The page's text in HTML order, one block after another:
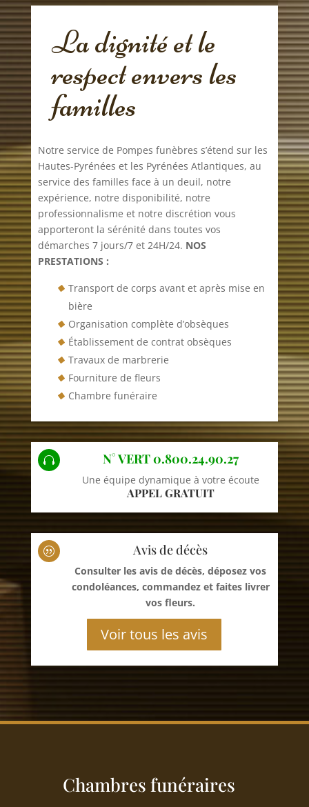
La dignité et le
respect envers les
familles
Notre service de Pompes funèbres s’étend sur les
Hautes-Pyrénées et les Pyrénées Atlantiques, au
service des familles face à un deuil, notre
expérience, notre disponibilité, notre
professionnalisme et notre discrétion vous
apporteront la sérénité dans toutes vos
démarches 7 jours/7 et 24H/24. NOS
PRESTATIONS :
Transport de corps avant et après mise en
bière
Organisation complète d’obsèques
Établissement de contrat obsèques
Travaux de marbrerie
Fourniture de fleurs
Chambre funéraire
 N° VERT 0.800.24.90.27
Une équipe dynamique à votre écoute
APPEL GRATUIT
| Avis de décès
Consulter les avis de décès, déposez vos
condoléances, commandez et faites livrer
vos fleurs.
Voir tous les avis
Chambres funéraires